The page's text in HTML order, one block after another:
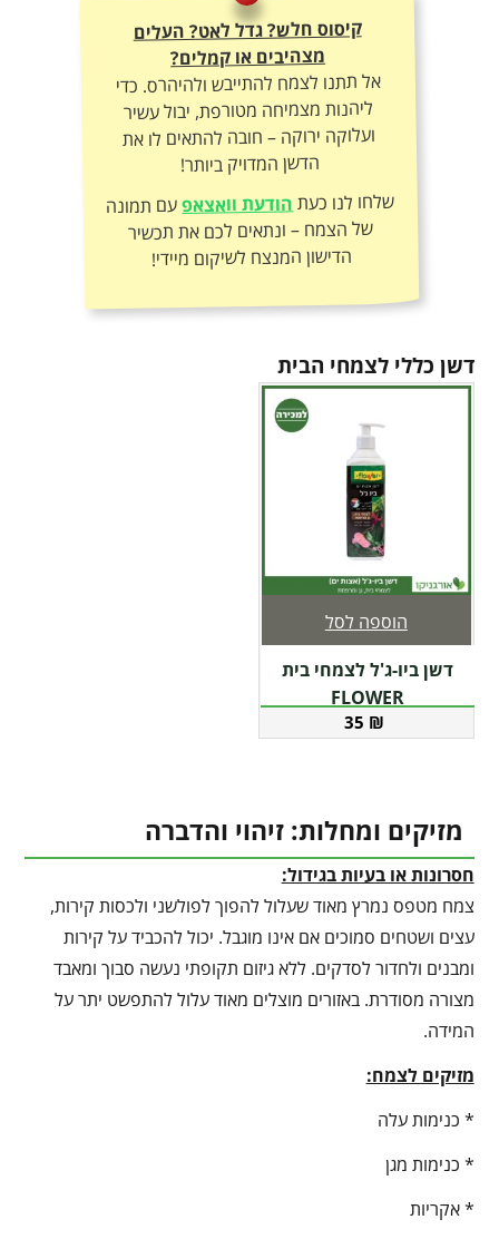
קיסוס חלש? גדל לאט? העלים
מצהיבים או קמלים?
אל תתנו לצמח להתייבש ולהיהרס. כדי
ליהנות מצמיחה מטורפת, יבול עשיר
ועלוקה ירוקה – חובה להתאים לו את
הדשן המדויק ביותר!
שלחו לנו כעתהודעת וואצאפעם תמונה
של הצמח – ונתאים לכם את תכשיר
הדישון המנצח לשיקום מיידי!
דשן כללי לצמחי הבית
דשן ביו-ג'ל לצמחי בית
FLOWER
35 ₪
הוספה לסל
מזיקים ומחלות: זיהוי והדברה
חסרונות או בעיות בגידול:
צמח מטפס נמרץ מאוד שעלול להפוך לפולשני ולכסות קירות,
עצים ושטחים סמוכים אם אינו מוגבל. יכול להכביד על קירות
ומבנים ולחדור לסדקים. ללא גיזום תקופתי נעשה סבוך ומאבד
מצורה מסודרת. באזורים מוצלים מאוד עלול להתפשט יתר על
המידה.
מזיקים לצמח:
* כנימות עלה
* כנימות מגן
* אקריות